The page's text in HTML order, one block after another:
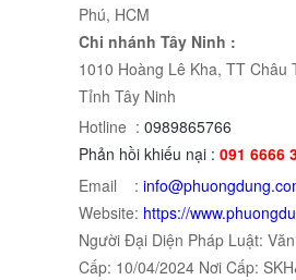
Phú, HCM
Chi nhánh Tây Ninh :
1010 Hoàng Lê Kha, TT Châu
Tỉnh Tây Ninh
Hotline : 0989865766
Phản hồi khiếu nại : 091 6666
Email :
Website: https://
Người Đại Diện Pháp Luật:
Cấp: 10/04/2024 Nơi Cấp: